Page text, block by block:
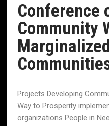
Conference
Community
Projects Developing
Way to Prosperity
organizations People in